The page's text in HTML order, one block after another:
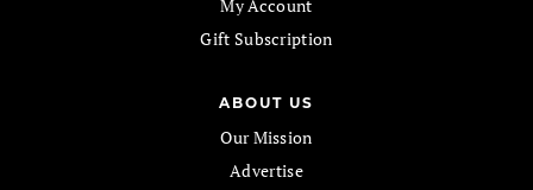
My Account
Gift Subscription
ABOUT US
Our Mission
Advertise